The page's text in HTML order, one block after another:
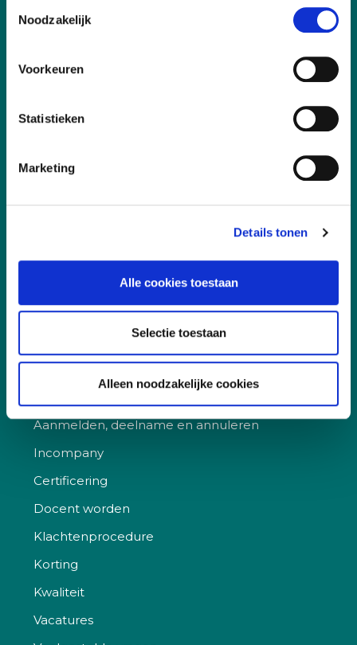
Noodzakelijk
Voorkeuren
Statistieken
Marketing
Details tonen
Alle cookies toestaan
Selectie toestaan
Alleen noodzakelijke cookies
Vakgebieden
Leefomgeving
Duurzaamheid
Governance
Snel naar
Aanmelden, deelname en annuleren
Incompany
Certificering
Docent worden
Klachtenprocedure
Korting
Kwaliteit
Vacatures